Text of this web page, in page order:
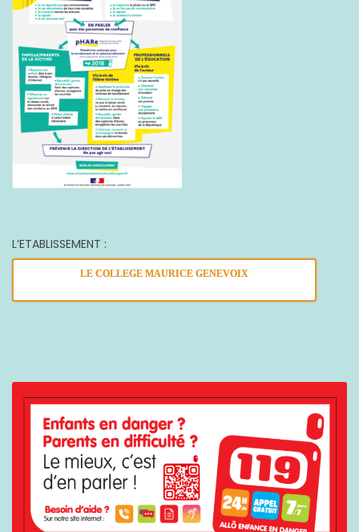
L’ETABLISSEMENT :
LE COLLEGE MAURICE GENEVOIX